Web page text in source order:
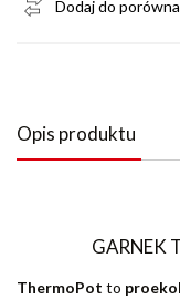
Dodaj do
Opis produktu
GARNEK
ThermoPot to